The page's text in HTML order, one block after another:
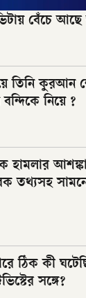
বেঁচে আছে
তিনি
নিয়ে ?
হামলার
তথ্যসহ
ঠিক কী
সঙ্গে?